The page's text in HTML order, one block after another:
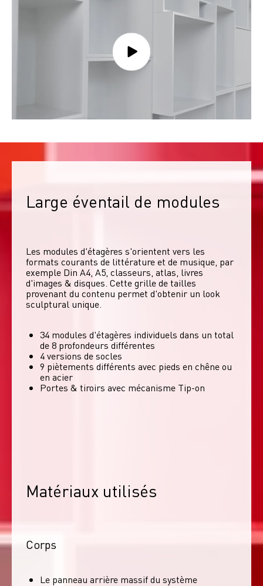
Large éventail de modules
Les modules d'étagères s'orientent vers les
formats courants de littérature et de musique, par
exemple Din A4, A5, classeurs, atlas, livres
d'images & disques. Cette grille de tailles
provenant du contenu permet d'obtenir un look
sculptural unique.
34 modules d'étagères individuels dans un total
de 8 profondeurs différentes
4 versions de socles
9 piètements différents avec pieds en chêne ou
en acier
Portes & tiroirs avec mécanisme Tip-on
Matériaux utilisés
Corps
Le panneau arrière massif du système